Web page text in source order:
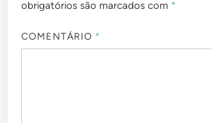
obrigatórios são marcados com *
COMENTÁRIO *